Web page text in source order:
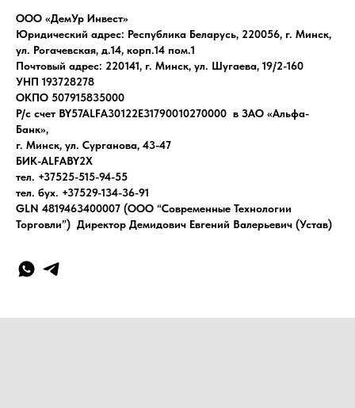
ООО «ДемУр Инвест»
Юридический адрес: Республика Беларусь, 220056, г. Минск,
ул. Рогачевская, д.14, корп.14 пом.1
Почтовый адрес: 220141, г. Минск, ул. Шугаева, 19/2-160
УНП 193728278
ОКПО 507915835000
Р/с счет BY57ALFA30122E31790010270000 в ЗАО «Альфа-
Банк»,
г. Минск, ул. Сурганова, 43-47
БИК-ALFABY2X
тел. +37525-515-94-55
тел. бух. +37529-134-36-91
GLN 4819463400007 (ООО “Современные Технологии
Торговли”) Директор Демидович Евгений Валерьевич (Устав)